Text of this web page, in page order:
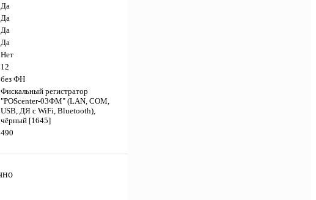
Да
Да
Да
Да
Нет
12
без ФН
Фискальный регистратор
"POScenter-03ФМ" (LAN, COM,
USB, ДЯ с WiFi, Bluetooth),
чёрный [1645]
490